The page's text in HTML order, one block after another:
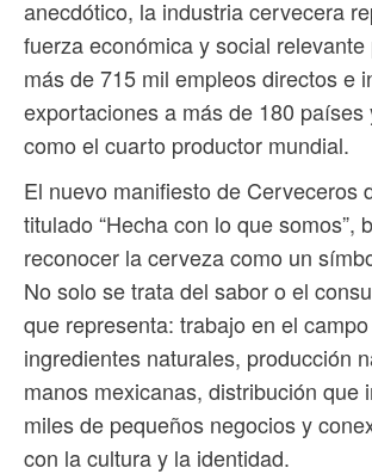
anecdótico, la industria cervecera
fuerza económica y social
más de 715 mil empleos directos e
exportaciones a más de 180 países
como el cuarto productor mundial.
El nuevo manifiesto de Cerveceros
titulado “Hecha con lo que somos”,
reconocer la cerveza como un
No solo se trata del sabor o el
que representa: trabajo en el
ingredientes naturales, producción
manos mexicanas, distribución que
miles de pequeños negocios y
con la cultura y la identidad.